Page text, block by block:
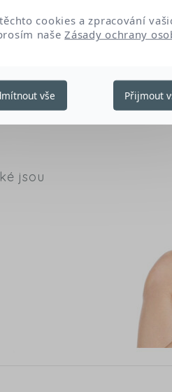
jsou
cookies a zpracování
našeZásady ochrany
vše Přijmout